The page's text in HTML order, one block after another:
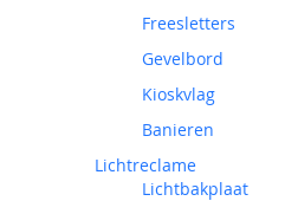
Freesletters
Gevelbord
Kioskvlag
Banieren
Lichtreclame
Lichtbakplaat